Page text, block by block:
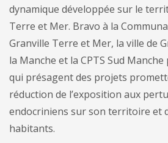
dynamique développée sur le
Terre et Mer. Bravo à la
Granville Terre et Mer, la ville de
la Manche et la CPTS Sud
qui présagent des projets
réduction de l’exposition aux
endocriniens sur son territoire et
habitants.